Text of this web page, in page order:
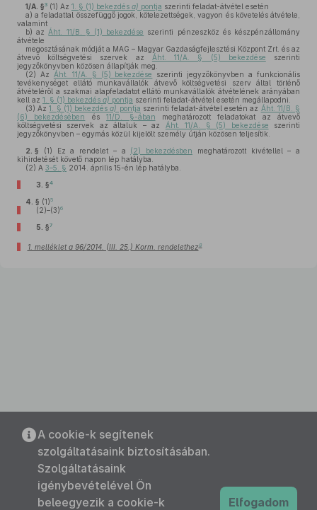
1/A. §3 (1) Az 1. § (1) bekezdés a) pontja szerinti feladat-átvétel esetén
a) a feladattal összefüggő jogok, kötelezettségek, vagyon és követelés átvétele,
valamint
b) az Áht. 11/B. § (1) bekezdése szerinti pénzeszköz és készpénzállomány
átvétele
megosztásának módját a MAG – Magyar Gazdaságfejlesztési Központ Zrt. és az
átvevő költségvetési szervek az Áht. 11/A. § (5) bekezdése szerinti
jegyzőkönyvben közösen állapítják meg.
(2) Az Áht. 11/A. § (5) bekezdése
szerinti jegyzőkönyvben a funkcionális
tevékenységet ellátó munkavállalók átvevő költségvetési szerv által történő
átvételéről a szakmai alapfeladatot ellátó munkavállalók átvételének arányában
kell az 1. § (1) bekezdés a) pontja szerinti feladat-átvétel esetén megállapodni.
(3) Az1. § (1) bekezdésa) pontja szerinti feladat-átvétel esetén az Áht. 11/B. §
(6) bekezdésében
és11/D. §-ában meghatározott feladatokat az átvevő
költségvetési szervek az általuk – az
Áht. 11/A. § (5) bekezdése szerinti
jegyzőkönyvben – egymás közül kijelölt személy útján közösen teljesítik.
2. § (1) Ez a rendelet – a (2) bekezdésben meghatározott kivétellel – a
kihirdetését követő napon lép hatályba.
(2) A 3–5. § 2014. április 15-én lép hatályba.
3. §4
4. § (1)5
(2)–(3)6
5. §7
1. melléklet a 96/2014. (III. 25.) Korm. rendelethez8
A cookie-k segítenek
szolgáltatásaink biztosításában.
Szolgáltatásaink
igénybevételével Ön
beleegyezik a cookie-k
Elfogadom